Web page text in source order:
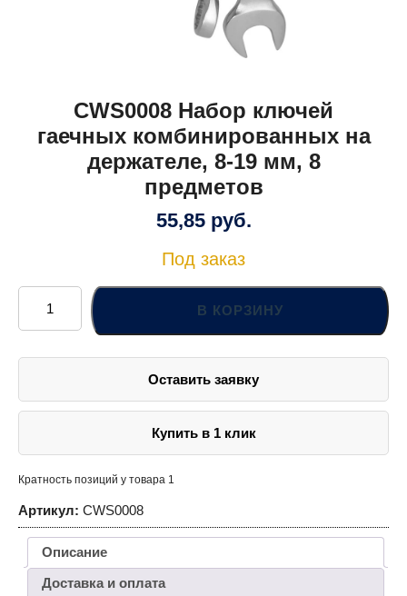
CWS0008 Набор ключей
гаечных комбинированных на
держателе, 8-19 мм, 8
предметов
55,85 руб.
Под заказ
Количество
товара
CWS0008
Набор
гаечных
8-
предметов
В КОРЗИНУ
Оставить заявку
Купить в 1 клик
Кратность позиций у товара 1
Артикул: CWS0008
Описание
Доставка и оплата